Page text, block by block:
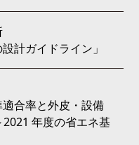
計ガイドライン」
適合率と外皮・設備
年度の省エネ基